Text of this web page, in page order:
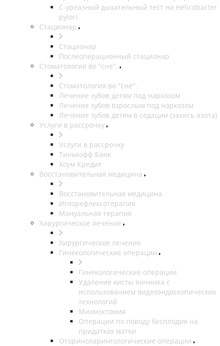
С-уреазный дыхательный тест на Helicobacter
pylori.
Стационар
Стационар
Послеоперационный стационар
Стоматология во "сне".
Стоматология во "сне".
Лечение зубов детям под наркозом
Лечение зубов взрослым под наркозом
Лечение зубов детям в седации (закись азота)
Услуги в рассрочку
Услуги в рассрочку
Тинькофф Банк
Хоум Кредит
Восстановительная медицина
Восстановительная медицина
Иглорефлексотерапия
Мануальная терапия
Хирургическое лечение
Хирургическое лечение
Гинекологические операции
Гинекологические операции
Удаление кисты яичника с
использованием видеоэндоскопических
технологий
Миомэктомия
Операции по поводу бесплодия на
придатках матки
Оториноларингологические операции